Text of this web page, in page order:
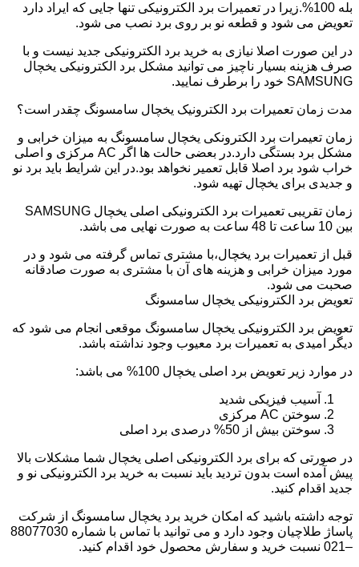
بله 100%.زیرا در تعمیرات برد الکترونیکی تنها جایی که ایراد دارد
تعویض می شود و قطعه نو بر روی برد نصب می شود.
در این صورت اصلا نیازی به خرید برد الکترونیکی جدید نیست و با
صرف هزینه بسیار ناچیز می توانید مشکل برد الکترونیکی یخچال
SAMSUNG خود را برطرف نمایید.
مدت زمان تعمیرات برد الکترونیک یخچال سامسونگ چقدر است؟
زمان تعیمرات برد الکترونکی یخچال سامسونگ به میزان خرابی و
مشکل برد بستگی دارد.در بعضی حالت ها اگر AC مرکزی و اصلی
خراب شود برد اصلا قابل تعمیر نخواهد بود.در این شرایط باید برد نو
و جدیدی برای یخچال تهیه شود.
زمان تقریبی تعمیرات برد الکترونیکی اصلی یخچال SAMSUNG
بین 10 ساعت تا 48 ساعت به صورت نهایی می باشد.
قبل از تعمیرات برد یخچال،با مشتری تماس گرفته می شود و در
مورد میزان خرابی و هزینه های آن با مشتری به صورت صادقانه
صحبت می شود.
تعویض برد الکترونیکی یخچال سامسونگ
تعویض برد الکترونیکی یخچال سامسونگ موقعی انجام می شود که
دیگر امیدی به تعمیرات برد معیوب وجود نداشته باشد.
در موارد زیر تعویض برد اصلی یخچال 100% می باشد:
آسیب فیزیکی شدید
سوختن AC مرکزی
سوختن بیش از 50% درصدی برد اصلی
در صورتی که برای برد الکترونیکی اصلی یخچال شما مشکلات بالا
پیش آمده است بدون تردید باید نسبت به خرید برد الکترونیکی نو و
جدید اقدام کنید.
توجه داشته باشید که امکان خرید برد یخچال سامسونگ از شرکت
پاساژ طلاچیان وجود دارد و می توانید با تماس با شماره 88077030
–021 نسبت خرید و سفارش محصول خود اقدام کنید.